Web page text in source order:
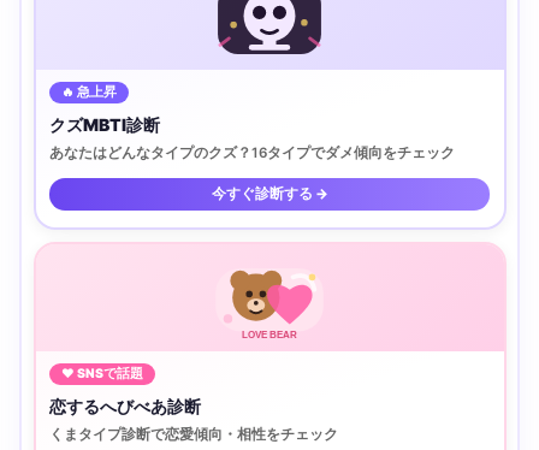
🔥 急上昇
クズMBTI診断
あなたはどんなタイプのクズ？16タイプでダメ傾向をチェック
今すぐ診断する →
LOVE BEAR
♥ SNSで話題
恋するへびべあ診断
くまタイプ診断で恋愛傾向・相性をチェック